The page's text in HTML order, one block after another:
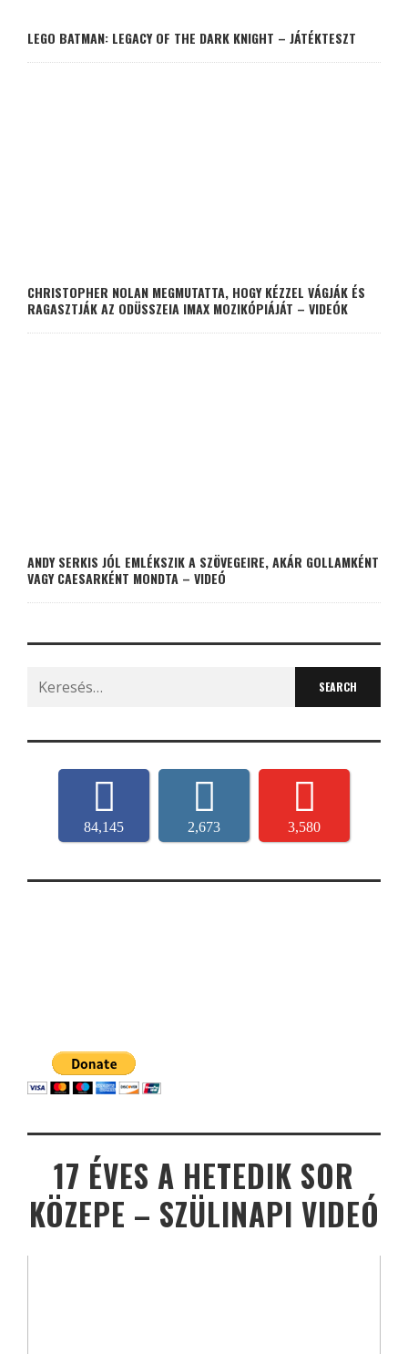
LEGO BATMAN: LEGACY OF THE DARK KNIGHT – JÁTÉKTESZT
CHRISTOPHER NOLAN MEGMUTATTA, HOGY KÉZZEL VÁGJÁK ÉS
RAGASZTJÁK AZ ODÜSSZEIA IMAX MOZIKÓPIÁJÁT – VIDEÓK
ANDY SERKIS JÓL EMLÉKSZIK A SZÖVEGEIRE, AKÁR GOLLAMKÉNT
VAGY CAESARKÉNT MONDTA – VIDEÓ
Search
for:
84,145 2,673 3,580
17 ÉVES A HETEDIK SOR
KÖZEPE – SZÜLINAPI VIDEÓ